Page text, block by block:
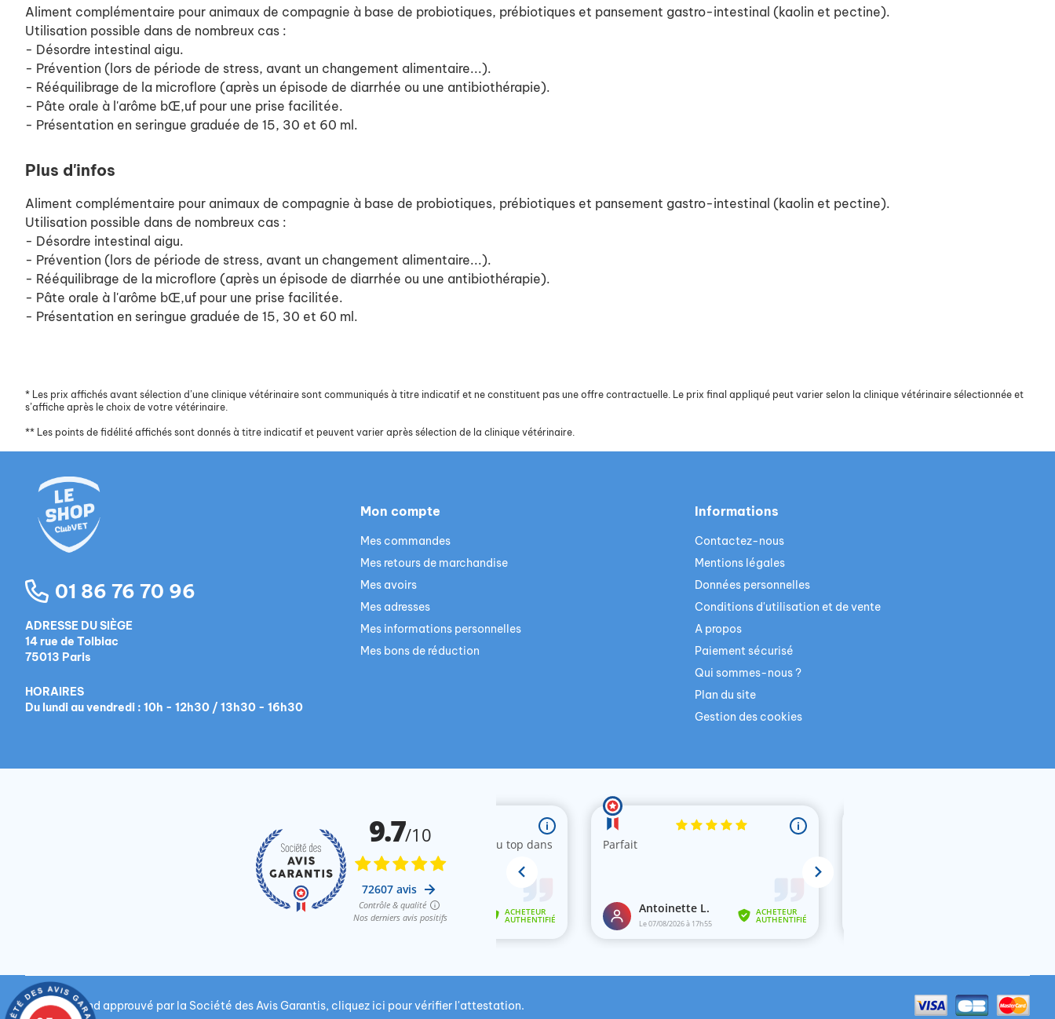
Aliment complémentaire pour animaux de compagnie à base de probiotiques, prébiotiques et pansement gastro-intestinal (kaolin et pectine).
Utilisation possible dans de nombreux cas :
- Désordre intestinal aigu.
- Prévention (lors de période de stress, avant un changement alimentaire...).
- Rééquilibrage de la microflore (après un épisode de diarrhée ou une antibiothérapie).
- Pâte orale à l'arôme bŒ,uf pour une prise facilitée.
- Présentation en seringue graduée de 15, 30 et 60 ml.
Plus d'infos
Aliment complémentaire pour animaux de compagnie à base de probiotiques, prébiotiques et pansement gastro-intestinal (kaolin et pectine).
Utilisation possible dans de nombreux cas :
- Désordre intestinal aigu.
- Prévention (lors de période de stress, avant un changement alimentaire...).
- Rééquilibrage de la microflore (après un épisode de diarrhée ou une antibiothérapie).
- Pâte orale à l'arôme bŒ,uf pour une prise facilitée.
- Présentation en seringue graduée de 15, 30 et 60 ml.
* Les prix affichés avant sélection d’une clinique vétérinaire sont communiqués à titre indicatif et ne constituent pas une offre contractuelle. Le prix final appliqué peut varier selon la clinique vétérinaire sélectionnée et
s’affiche après le choix de votre vétérinaire.
** Les points de fidélité affichés sont donnés à titre indicatif et peuvent varier après sélection de la clinique vétérinaire.
01 86 76 70 96
ADRESSE DU SIÈGE
14 rue de Tolbiac
75013 Paris
HORAIRES
Du lundi au vendredi : 10h - 12h30 / 13h30 - 16h30
Mon compte
Mes commandes
Mes retours de marchandise
Mes avoirs
Mes adresses
Mes informations personnelles
Mes bons de réduction
Informations
Contactez-nous
Mentions légales
Données personnelles
Conditions d'utilisation et de vente
A propos
Paiement sécurisé
Qui sommes-nous ?
Plan du site
Gestion des cookies
Marchand approuvé par la Société des Avis Garantis, cliquez ici pour vérifier l'attestation.